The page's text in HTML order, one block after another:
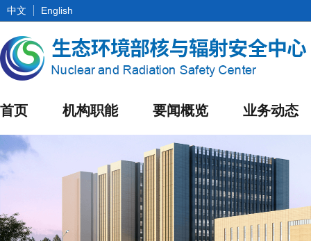
中文 English
首页 机构职能 要闻概览 业务动态